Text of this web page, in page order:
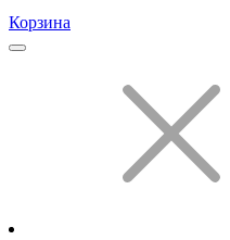
Корзина